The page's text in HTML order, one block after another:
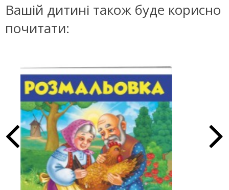
Вашій дитині також буде корисно
почитати: